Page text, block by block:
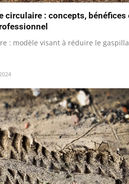
circulaire : concepts, bénéfices
: modèle visant à réduire le